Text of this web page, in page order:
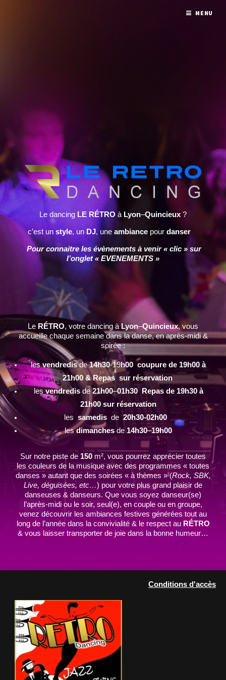
Le dancing LE RÉTRO à Lyon–Quincieux ?
c’est unstyle, un DJ, une ambiancepour danser
Pour connaitre les évènements à venir « clic » sur
l’onglet « EVENEMENTS »
Le RÉTRO, votre dancing àLyon–Quincieux, vous
accueille chaque semaine dans la danse, en après-midi &
soirée :
lesvendredisde14h30-19h00 coupure de 19h00 à
21h00 & Repas sur réservation
lesvendredisde21h00–01h30 Repas de 19h30 à
21h00 sur réservation
les samedis de20h30-02h00
lesdimanches de 14h30–19h00
Sur notre piste de 150 m², vous pourrez apprécier toutes
les couleurs de la musique avec des programmes « toutes
danses » autant que des soirées « à thèmes » (Rock, SBK,
Live, déguisées, etc…) pour votre plus grand plaisir de
danseuses & danseurs. Que vous soyez danseur(se)
l’après-midi ou le soir, seul(e), en couple ou en groupe,
venez découvrir les ambiances festives générées tout au
long de l’année dans la convivialité & le respect au RÉTRO
& vous laisser transporter de joie dans la bonne humeur…
Conditions d'accès
MENU